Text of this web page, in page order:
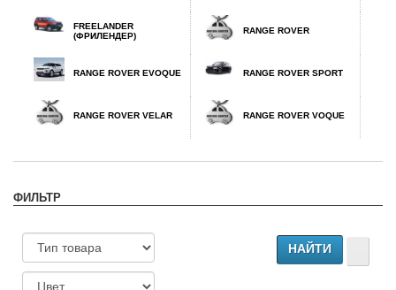
FREELANDER
(ФРИЛЕНДЕР)
RANGE ROVER
RANGE ROVER EVOQUE RANGE ROVER SPORT
RANGE ROVER VELAR RANGE ROVER VOQUE
ФИЛЬТР